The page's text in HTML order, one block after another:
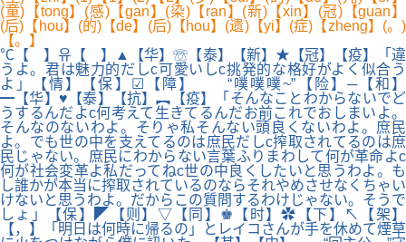
(童)【tong】(感)【gan】(染)【ran】(新)【xin】(冠)【guan】
(后)【hou】(的)【de】(后)【hou】(遗)【yi】(症)【zheng】(。)
【。】
℃【 】유【 】▲【华】☏【泰】【新】★【冠】【疫】「違
うよ。君は魅力的だしc可愛いしc挑発的な格好がよく似合う
よ」【情】【保】☑【障】 “噗噗噗~”【险】─【和】
━【华】♥【泰】【抗】︻【疫】「そんなことわからないでど
うするんだよc何考えて生きてるんだお前これでおしまいよ。
そんなのないわよ。そりゃ私そんない頭良くないわよ。庶民
よ。でも世の中を支えてるのは庶民だしc搾取されてるのは庶
民じゃない。庶民にわからない言葉ふりまわして何が革命よc
何が社会変革よ私だってねc世の中良くしたいと思うわよ。も
し誰かが本当に搾取されているのならそれやめさせなくちゃい
けないと思うわよ。だからこの質問するわけじゃない。そうで
しょ」【保】◤【则】▽【同】♚【时】✿【下】↖【架】
【，】「明日は何時に帰るの」とレイコさんが手を休めて煙草